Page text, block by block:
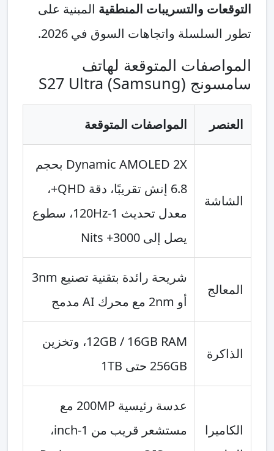
التوقعات والتسريبات المنطقية المبنية على
تطور السلسلة واتجاهات السوق في 2026.
المواصفات المتوقعة لهاتف
سامسونج (Samsung) S27 Ultra
العنصر المواصفات المتوقعة
الشاشة
Dynamic AMOLED 2X بحجم
6.8 إنش تقريبًا، دقة QHD+،
معدل تحديث 1-120Hz، سطوع
يصل إلى 3000+ Nits
المعالج
شريحة رائدة بتقنية تصنيع 3nm
أو 2nm مع محرك AI مدمج
الذاكرة
12GB / 16GB RAM، وتخزين
256GB حتى 1TB
الكاميرا
عدسة رئيسية 200MP مع
مستشعر قريب من 1-inch،